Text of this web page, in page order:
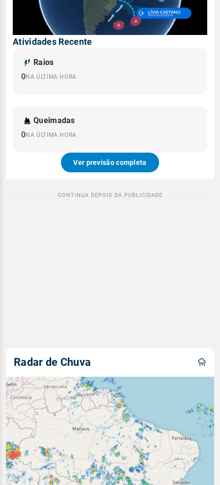
Atividades Recente
Raios
0NA ÚLTIMA HORA
Queimadas
0NA ÚLTIMA HORA
Ver previsão completa
Radar de Chuva